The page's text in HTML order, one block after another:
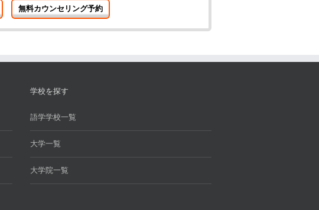
無料カウンセリング予約
学校を探す
語学学校一覧
大学一覧
大学院一覧